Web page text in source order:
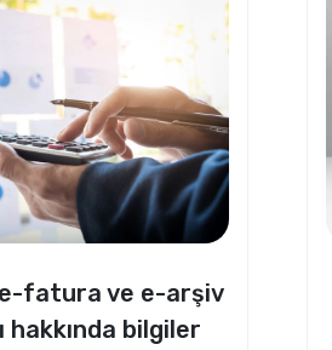
fatura ve e-arşiv
hakkında bilgiler